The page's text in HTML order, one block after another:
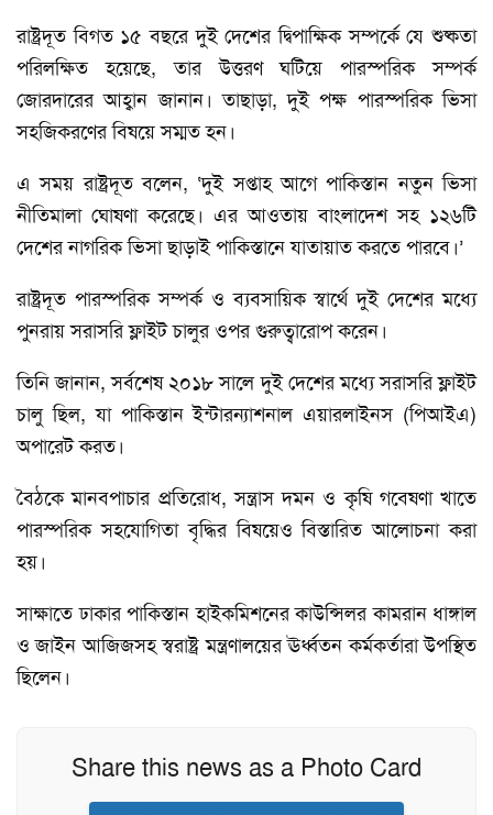
রাষ্ট্রদূত বিগত ১৫ বছরে দুই দেশের দ্বিপাক্ষিক সম্পর্কে যে শুষ্কতা
পরিলক্ষিত হয়েছে, তার উত্তরণ ঘটিয়ে পারস্পরিক সম্পর্ক
জোরদারের আহ্বান জানান। তাছাড়া, দুই পক্ষ পারস্পরিক ভিসা
সহজিকরণের বিষয়ে সম্মত হন।
এ সময় রাষ্ট্রদূত বলেন, ‘দুই সপ্তাহ আগে পাকিস্তান নতুন ভিসা
নীতিমালা ঘোষণা করেছে। এর আওতায় বাংলাদেশ সহ ১২৬টি
দেশের নাগরিক ভিসা ছাড়াই পাকিস্তানে যাতায়াত করতে পারবে।’
রাষ্ট্রদূত পারস্পরিক সম্পর্ক ও ব্যবসায়িক স্বার্থে দুই দেশের মধ্যে
পুনরায় সরাসরি ফ্লাইট চালুর ওপর গুরুত্বারোপ করেন।
তিনি জানান, সর্বশেষ ২০১৮ সালে দুই দেশের মধ্যে সরাসরি ফ্লাইট
চালু ছিল, যা পাকিস্তান ইন্টারন্যাশনাল এয়ারলাইনস (পিআইএ)
অপারেট করত।
বৈঠকে মানবপাচার প্রতিরোধ, সন্ত্রাস দমন ও কৃষি গবেষণা খাতে
পারস্পরিক সহযোগিতা বৃদ্ধির বিষয়েও বিস্তারিত আলোচনা করা
হয়।
সাক্ষাতে ঢাকার পাকিস্তান হাইকমিশনের কাউন্সিলর কামরান ধাঙ্গাল
ও জাইন আজিজসহ স্বরাষ্ট্র মন্ত্রণালয়ের ঊর্ধ্বতন কর্মকর্তারা উপস্থিত
ছিলেন।
Share this news as a Photo Card